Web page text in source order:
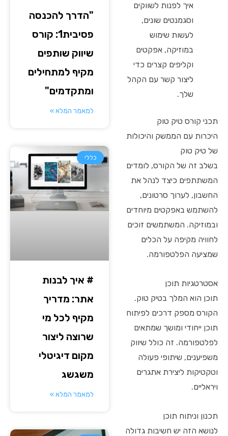
איך לפנות לשווקים
וסגמנטים שונים,
לעשות שימוש
במוזיקה, אפקטים
וקליפים קצרים כדי
ליצור קשר עם הקהל
שלך.
תכני קורס טיק טוק
היכרות עם הממשק והיכולות
של טיק טוק
בשלב זה של הקורס, לומדים
המשתתפים כיצד לנהל את
החשבון, לערוך סרטונים,
להשתמש באפקטים מיוחדים
ובמוזיקה. המשתמשים זוכים
לחוויה מקיפה על הכלים
שמציעה הפלטפורמה.
אסטרטגיות תוכן
תוכן הוא המלך בטיק טוק.
הקורס מספק דרכים לפיתוח
תוכן ייחודי ומושך שמתאים
לפלטפורמה. זה כולל שיווק
משפיענים, שיתופי פעולה
וטקטיקות ליצירת אתגרים
ויראליים.
תכנון וניתוח תוכן
לנושא הזה יש חשיבות גדולה
"הדרך להכנסה
פסיבית1: קורס
שיווק שותפים
מקיף למתחילים
ומתקדמים"
למאמר המלא »
כללי
# איך לבנות
אתר: מדריך
מקיף לכל מי
שרוצה ליצור
מקום דיגיטלי
משגשג
למאמר המלא »